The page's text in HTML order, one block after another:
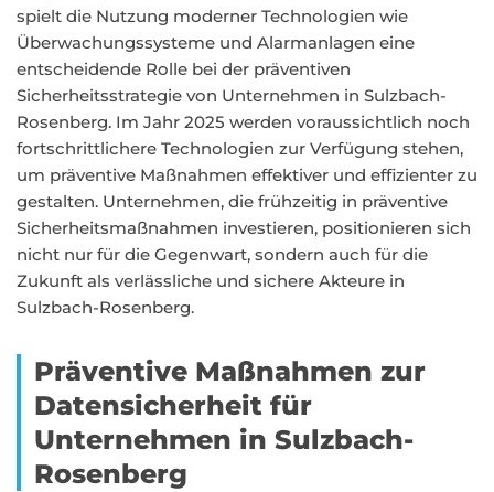
spielt die Nutzung moderner Technologien wie
Überwachungssysteme und Alarmanlagen eine
entscheidende Rolle bei der präventiven
Sicherheitsstrategie von Unternehmen in Sulzbach-
Rosenberg. Im Jahr 2025 werden voraussichtlich noch
fortschrittlichere Technologien zur Verfügung stehen,
um präventive Maßnahmen effektiver und effizienter zu
gestalten. Unternehmen, die frühzeitig in präventive
Sicherheitsmaßnahmen investieren, positionieren sich
nicht nur für die Gegenwart, sondern auch für die
Zukunft als verlässliche und sichere Akteure in
Sulzbach-Rosenberg.
Präventive Maßnahmen zur
Datensicherheit für
Unternehmen in Sulzbach-
Rosenberg